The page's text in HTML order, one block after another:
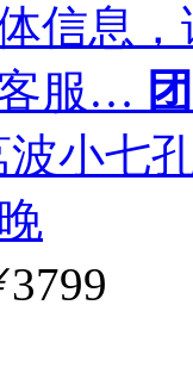
体信息
服…
小七
3799